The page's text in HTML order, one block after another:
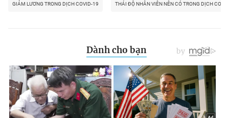
GIẢM LƯƠNG TRONG DỊCH COVID-19 THÁI ĐỘ NHÂN VIÊN NÊN CÓ TRONG DỊCH